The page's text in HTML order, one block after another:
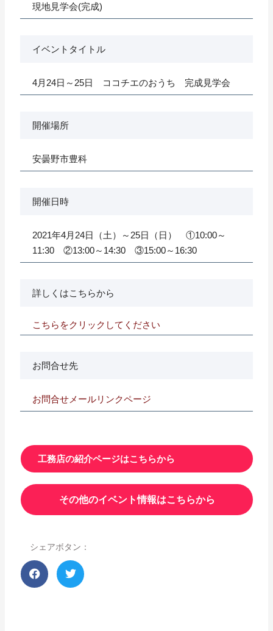
現地見学会(完成)
イベントタイトル
4月24日～25日 ココチエのおうち 完成見学会
開催場所
安曇野市豊科
開催日時
2021年4月24日（土）～25日（日） ①10:00～
11:30 ②13:00～14:30 ③15:00～16:30
詳しくはこちらから
こちらをクリックしてください
お問合せ先
お問合せメールリンクページ
工務店の紹介ページはこちらから
その他のイベント情報はこちらから
シェアボタン：